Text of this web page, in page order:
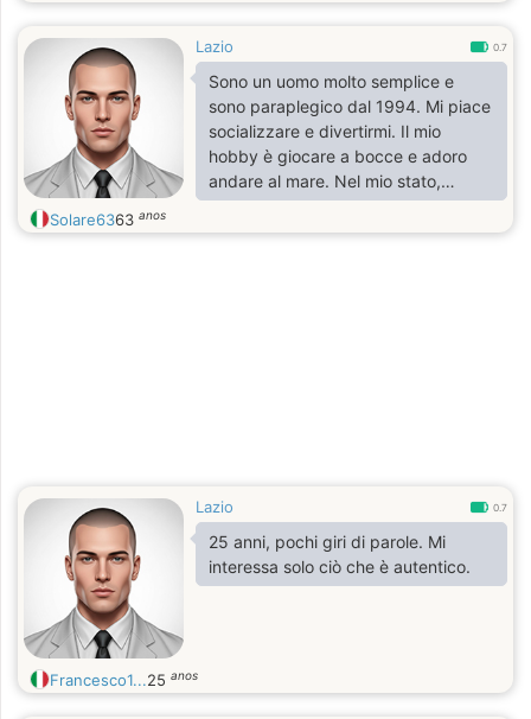
Lazio 0.7
Sono un uomo molto semplice e
sono paraplegico dal 1994. Mi piace
socializzare e divertirmi. Il mio
hobby è giocare a bocce e adoro
andare al mare. Nel mio stato,
considero la mia famiglia un punto
fermo sulla quale posso sempre
Solare6363 anos
Lazio 0.7
25 anni, pochi giri di parole. Mi
interessa solo ciò che è autentico.
Francesco1...25 anos